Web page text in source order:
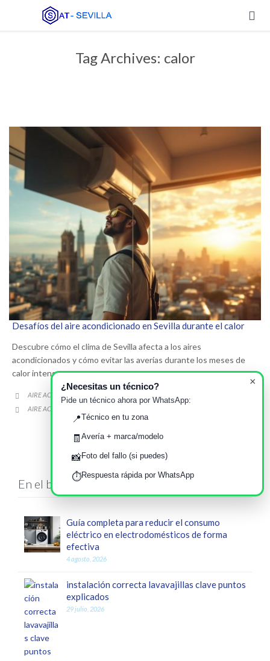

Tag Archives: calor
Desafíos del aire acondicionado en Sevilla durante el calor
Descubre cómo el clima de Sevilla afecta a los aires
acondicionados y cómo evitar las averías durante los meses de
calor intenso.
 CATEGORY
AIRE ACONDICIONADO Y CLIMATIZACIÓN
 CATEGORY
AIRE ACONDICIONADO
En el blog
Guía completa para reducir el consumo
eléctrico en electrodomésticos de forma
efectiva
4 agosto, 2026
instalación correcta lavavajillas clave puntos
explicados
29 julio, 2026
×
¿Necesitas un técnico?
Pide un técnico ahora por WhatsApp:
📍Técnico en tu zona
🧾 Avería + marca/modelo
📸Foto del fallo (si puedes)
⏱️Respuesta rápida por WhatsApp